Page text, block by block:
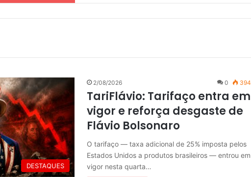
DESTAQUES
2/08/2026 0 394
TariFlávio: Tarifaço entra em
vigor e reforça desgaste de
Flávio Bolsonaro
O tarifaço — taxa adicional de 25% imposta pelos
Estados Unidos a produtos brasileiros — entrou em
vigor nesta quarta…